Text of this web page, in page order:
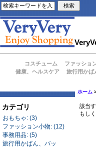
コスチューム ファッショ
健康、ヘルスケア
旅行用かば
カテゴリ
おもちゃ: (3)
ファッション小物: (12)
事務用品: (5)
旅行用かばん、バッ
ホーム
該当
もし